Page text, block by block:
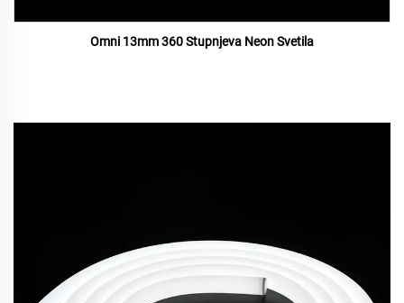
Omni 13mm 360 Stupnjeva Neon Svetila